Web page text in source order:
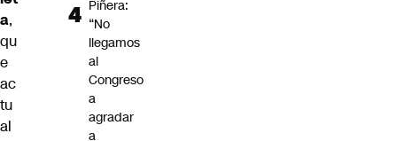
a,
qu
e
ac
tu
al
Piñera:
“No
llegamos
al
Congreso
a
agradar
a